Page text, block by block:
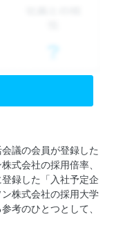
えています。私ども
様が抱える問題を解
ます。
“支え”という意味が
議の会員が登録した
式会社の採用倍率、
録した「入社予定企
株式会社の採用大学
考のひとつとして、